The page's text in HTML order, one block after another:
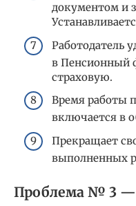
документом и
Работодатель
в Пенсионный
страховую.
Время работы
включается в
Прекращает
выполненных
Проблема № 3 —